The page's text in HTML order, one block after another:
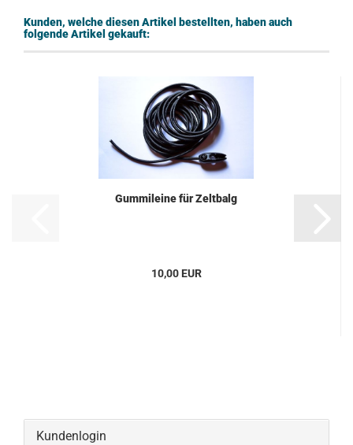
Kunden, welche diesen Artikel bestellten, haben auch
folgende Artikel gekauft:
Gummileine für Zeltbalg
10,00 EUR
Kundenlogin